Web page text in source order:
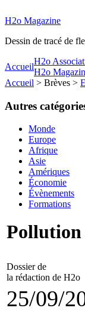
H2o Magazine
Dessin de tracé de
Accueil
H2o
H2o
Accueil > Brèves >
Autres
Monde
Europe
Afrique
Asie
Amériques
Économie
Évènements
Formations
Pollution
Dossier de
la rédaction de H2o
25/09/